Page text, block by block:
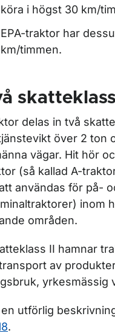
För fordonsbranschen
köra i högst 30 km/
EPA-traktor har
km/timmen.
delas in två
över 2 ton
vägar. Hit hör
(så kallad A-
användas för på-
inom
områden.
II hamnar
av
yrkesmässig
en utförlig
.